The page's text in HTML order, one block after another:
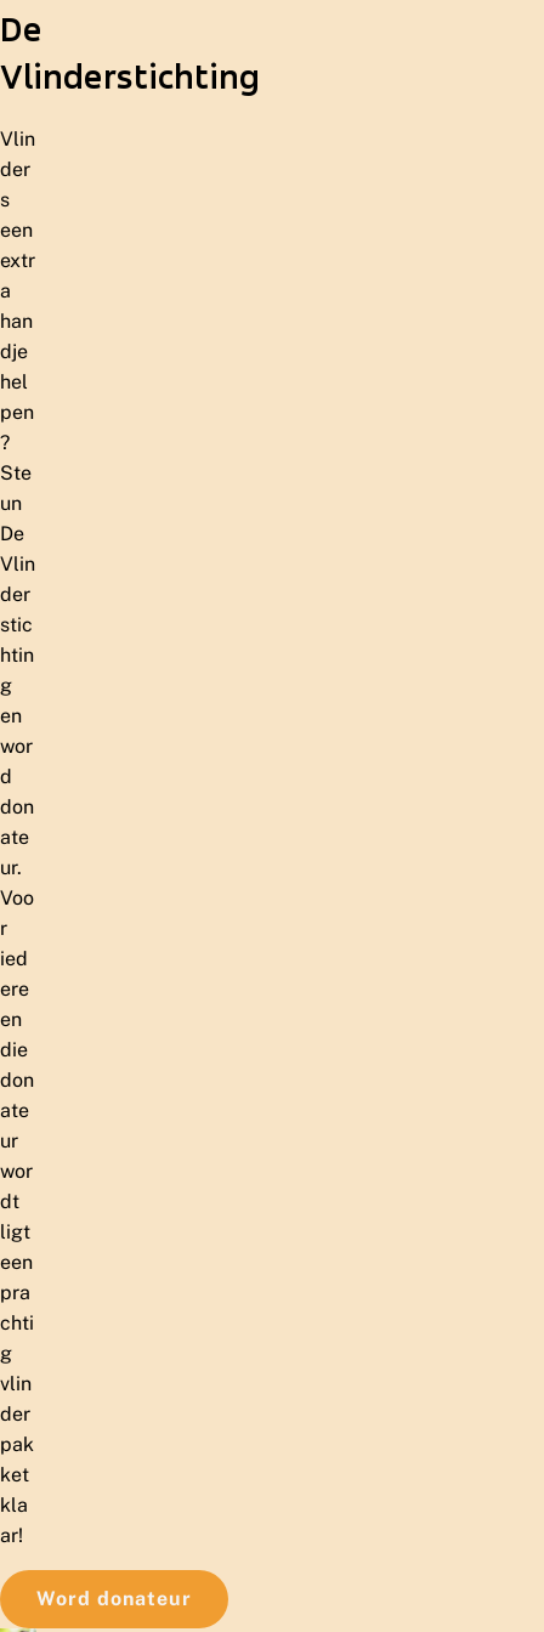
De
Vlinderstichting
Vlin
der
s
een
extr
a
han
dje
hel
pen
?
Ste
un
De
Vlin
der
stic
htin
g
en
wor
d
don
ate
ur.
Voo
r
ied
ere
en
die
don
ate
ur
wor
dt
ligt
een
pra
chti
g
vlin
der
pak
ket
kla
ar!
Word donateur